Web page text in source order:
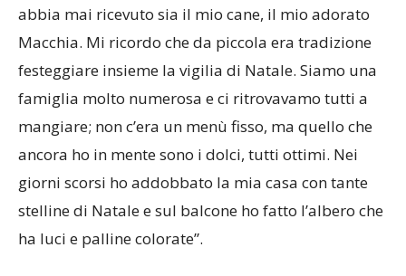
abbia mai ricevuto sia il mio cane, il mio adorato
Macchia. Mi ricordo che da piccola era tradizione
festeggiare insieme la vigilia di Natale. Siamo una
famiglia molto numerosa e ci ritrovavamo tutti a
mangiare; non c’era un menù fisso, ma quello che
ancora ho in mente sono i dolci, tutti ottimi. Nei
giorni scorsi ho addobbato la mia casa con tante
stelline di Natale e sul balcone ho fatto l’albero che
ha luci e palline colorate”.